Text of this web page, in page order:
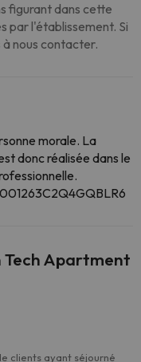
figurant dans cette
par l'établissement. Si
nous contacter.
morale. La
donc réalisée dans le
Tech Apartment
clients ayant séjourné